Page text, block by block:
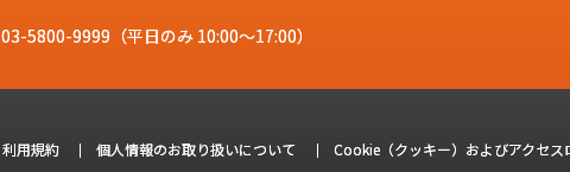
03-5800-9999 （平日のみ 10:00～17:00）
利用規約 個人情報のお取り扱いについて Cookie（クッキー）およびアクセス